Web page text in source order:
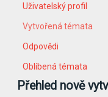
Uživatelský profil
Vytvořená témata
Odpovědi
Oblíbená témata
Přehled nově